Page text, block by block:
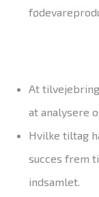
At
at analysere
Hvilke tiltag
succes frem
indsamlet.